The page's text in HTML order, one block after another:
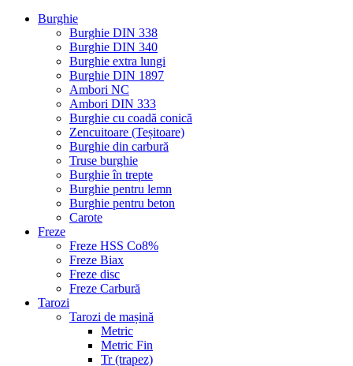
Burghie
Burghie DIN 338
Burghie DIN 340
Burghie extra lungi
Burghie DIN 1897
Ambori NC
Ambori DIN 333
Burghie cu coadă conică
Zencuitoare (Teșitoare)
Burghie din carbură
Truse burghie
Burghie în trepte
Burghie pentru lemn
Burghie pentru beton
Carote
Freze
Freze HSS Co8%
Freze Biax
Freze disc
Freze Carbură
Tarozi
Tarozi de mașină
Metric
Metric Fin
Tr (trapez)